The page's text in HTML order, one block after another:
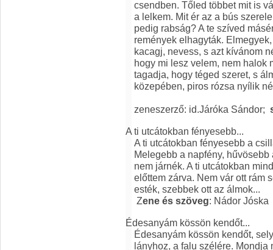
csendben. Tőled többet mit is
a lelkem. Mit ér az a bús
pedig rabság? A te szíved
remények elhagyták.
kacagj, nevess, s azt kívánom
hogy mi lesz velem, nem halok
tagadja, hogy téged szeret, s
közepében, piros rózsa nyílik
zeneszerző: id.Járóka Sándor;
A ti utcátokban fényesebb...
A ti utcátokban fényesebb a
Melegebb a napfény,
nem járnék. A ti utcátokban
előttem zárva. Nem vár ott rám
esték, szebbek ott az álmok...
Zene és szöveg: Nádor Jóska
Édesanyám kössön kendőt...
Édesanyám kössön kendőt,
lányhoz, a falu szélére.